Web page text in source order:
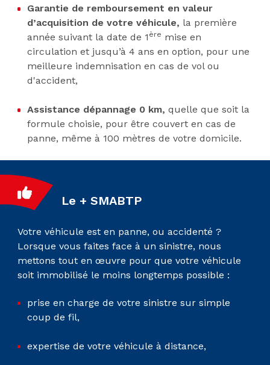
Garantie de remboursement en valeur
d’acquisition de votre véhicule, la première
année suivant la date de 1 ère mise en
circulation et jusqu’à 4 ans en option, pour une
meilleure indemnisation en cas de vol ou
d'accident,
Assistance dépannage 0 km, quelle que soit la
formule choisie, pour être couvert en cas de
panne, même à 100 mètres de votre domicile.
Le + SMABTP
Votre véhicule est en panne, ou accidenté ?
Lorsque vous faites face à un sinistre, nous
mettons tout en œuvre pour que votre véhicule
soit immobilisé le moins longtemps possible :
prise en charge de votre sinistre sur simple
coup de fil,
expertise de votre véhicule à distance,